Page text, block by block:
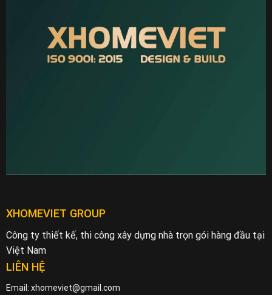
XHOMEVIET GROUP
Công ty thiết kế, thi công xây dựng nhà trọn gói hàng đầu tại
Việt Nam
LIÊN HỆ
Email: xhomeviet@gmail.com